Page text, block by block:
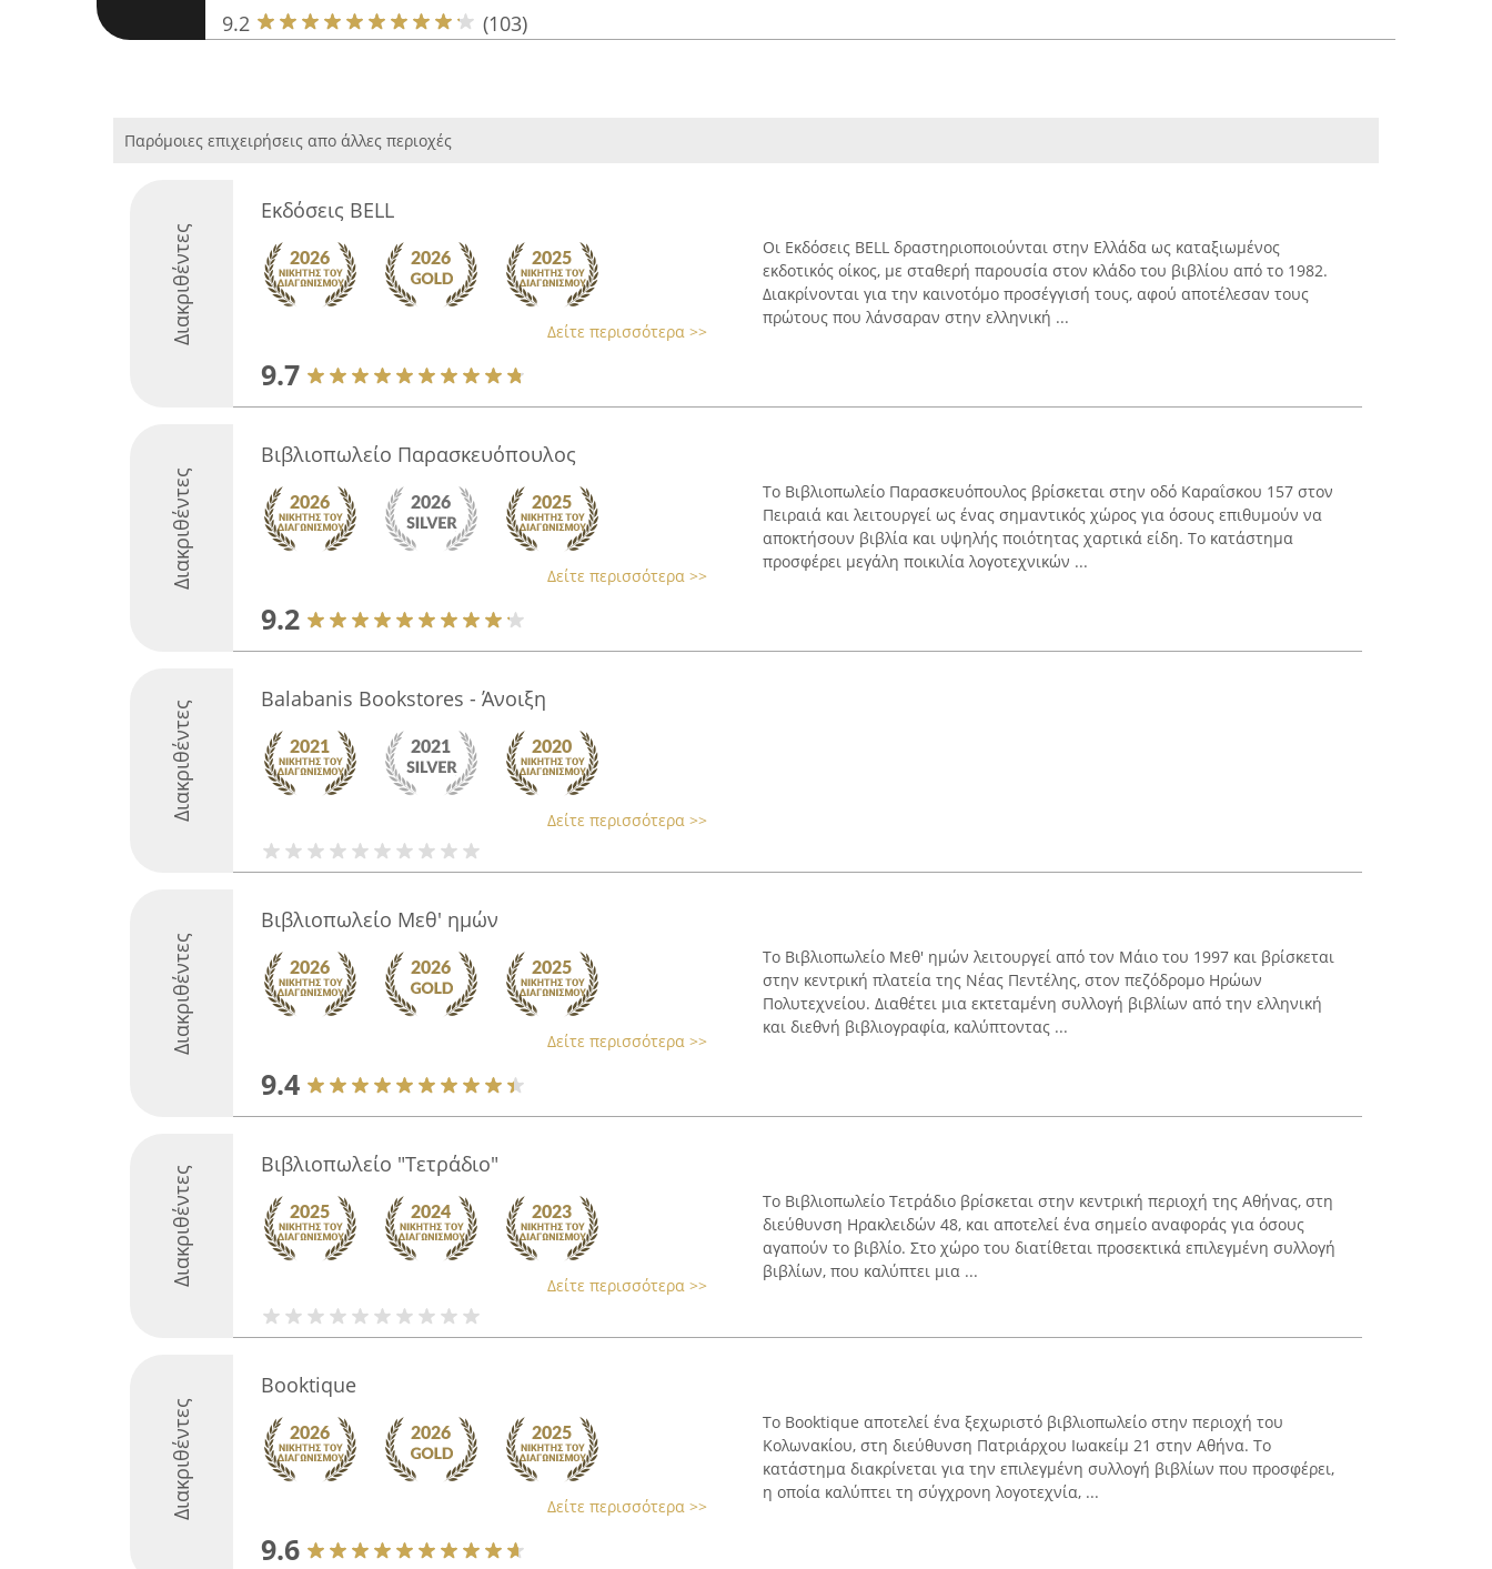
9.2 (103)
Παρόμοιες επιχειρήσεις απο άλλες περιοχές
Διακριθέντες
Εκδόσεις BELL
Δείτε περισσότερα >>
9.7
Οι Εκδόσεις BELL δραστηριοποιούνται στην Ελλάδα ως καταξιωμένος
εκδοτικός οίκος, με σταθερή παρουσία στον κλάδο του βιβλίου από το 1982.
Διακρίνονται για την καινοτόμο προσέγγισή τους, αφού αποτέλεσαν τους
πρώτους που λάνσαραν στην ελληνική ...
Διακριθέντες
Βιβλιοπωλείο Παρασκευόπουλος
Δείτε περισσότερα >>
9.2
Το Βιβλιοπωλείο Παρασκευόπουλος βρίσκεται στην οδό Καραΐσκου 157 στον
Πειραιά και λειτουργεί ως ένας σημαντικός χώρος για όσους επιθυμούν να
αποκτήσουν βιβλία και υψηλής ποιότητας χαρτικά είδη. Το κατάστημα
προσφέρει μεγάλη ποικιλία λογοτεχνικών ...
Διακριθέντες
Balabanis Bookstores - Άνοιξη
Δείτε περισσότερα >>
Διακριθέντες
Βιβλιοπωλείο Μεθ' ημών
Δείτε περισσότερα >>
9.4
Το Βιβλιοπωλείο Μεθ' ημών λειτουργεί από τον Μάιο του 1997 και βρίσκεται
στην κεντρική πλατεία της Νέας Πεντέλης, στον πεζόδρομο Ηρώων
Πολυτεχνείου. Διαθέτει μια εκτεταμένη συλλογή βιβλίων από την ελληνική
και διεθνή βιβλιογραφία, καλύπτοντας ...
Διακριθέντες
Βιβλιοπωλείο "Τετράδιο"
Δείτε περισσότερα >>
Το Βιβλιοπωλείο Τετράδιο βρίσκεται στην κεντρική περιοχή της Αθήνας, στη
διεύθυνση Ηρακλειδών 48, και αποτελεί ένα σημείο αναφοράς για όσους
αγαπούν το βιβλίο. Στο χώρο του διατίθεται προσεκτικά επιλεγμένη συλλογή
βιβλίων, που καλύπτει μια ...
Διακριθέντες
Booktique
Δείτε περισσότερα >>
9.6
Το Booktique αποτελεί ένα ξεχωριστό βιβλιοπωλείο στην περιοχή του
Κολωνακίου, στη διεύθυνση Πατριάρχου Ιωακείμ 21 στην Αθήνα. Το
κατάστημα διακρίνεται για την επιλεγμένη συλλογή βιβλίων που προσφέρει,
η οποία καλύπτει τη σύγχρονη λογοτεχνία, ...